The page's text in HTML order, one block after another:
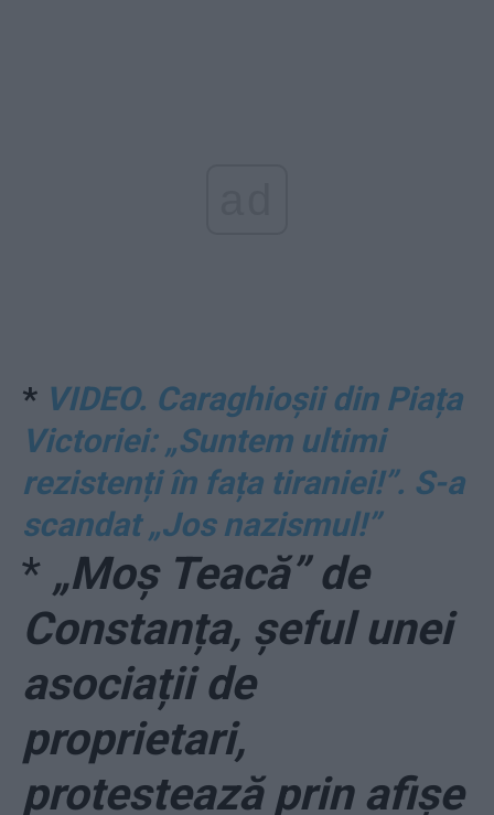
* VIDEO. Caraghioșii din Piața
Victoriei: „Suntem ultimi
rezistenți în fața tiraniei!”. S-a
scandat „Jos nazismul!”
* „Moș Teacă” de
Constanța, șeful unei
asociații de
proprietari,
protestează prin afișe